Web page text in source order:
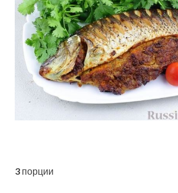
3 порции